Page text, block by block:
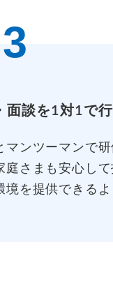
面談を1対1で
マンツーマンで
庭さまも安心し
を提供できるよ